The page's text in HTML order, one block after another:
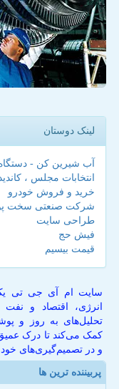
لینک دوستان
آب شیرین کن -
انتخابات مجلس ،
خرید و فروش خودرو
شرکت صنعتی سخت
طراحی سایت
فیش حج
قیمت بیسیم
سایت ام آی جی تی یک
انرژی، اقتصاد و
تحلیل‌های به روز و
کمک می‌کند تا درک
و در تصمیم‌گیری‌های
پربیننده ترین ها